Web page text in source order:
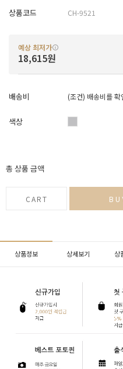
상품코드 CH-9521
예상 최저가
18,615원
배송비 (조건) 배송비를 확
색상
총 상품 금액
CART
상품정보 상세보기 상